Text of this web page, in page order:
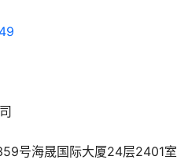
号海晟国际大厦24层2401室